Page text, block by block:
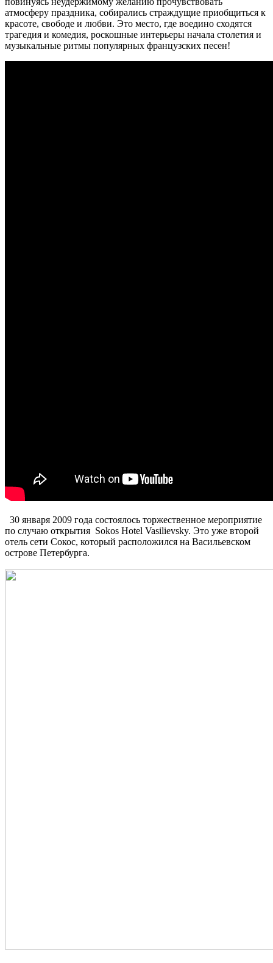
атмосферу праздника, собирались страждущие приобщиться к
красоте, свободе и любви. Это место, где воедино сходятся
трагедия и комедия, роскошные интерьеры начала столетия и
музыкальные ритмы популярных французских песен!
30 января 2009 года состоялось торжественное мероприятие
по случаю открытия Sokos Hotel Vasilievsky. Это уже второй
отель сети Сокос, который расположился на Васильевском
острове Петербурга.